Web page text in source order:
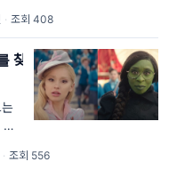
· 조회 408
찾
지
에
· 조회 556